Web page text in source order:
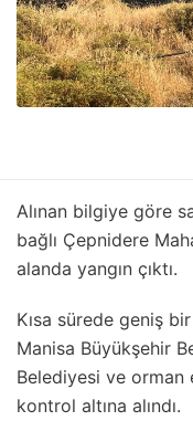
Alınan bilgiye göre
bağlı Çepnidere
alanda yangın çıktı.
Kısa sürede geniş
Manisa Büyükşehir
Belediyesi ve orman
kontrol altına alındı.